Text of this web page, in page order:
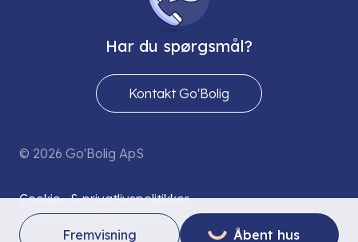
Fremvisning Åbent hus
Send os en sikker mail
Har du spørgsmål?
Kontakt Go'Bolig
© 2026 Go'Bolig ApS
Cookie- & privatlivspolitikker
Grøn strømaftale (provision):S T R Ø M L I N E T